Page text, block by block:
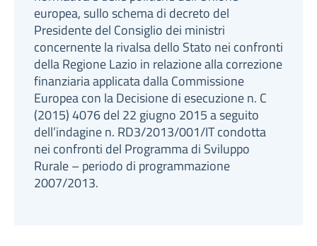
europea, sullo schema di decreto del
Presidente del Consiglio dei ministri
concernente la rivalsa dello Stato nei confronti
della Regione Lazio in relazione alla correzione
finanziaria applicata dalla Commissione
Europea con la Decisione di esecuzione n. C
(2015) 4076 del 22 giugno 2015 a seguito
dell’indagine n. RD3/2013/001/IT condotta
nei confronti del Programma di Sviluppo
Rurale – periodo di programmazione
2007/2013.